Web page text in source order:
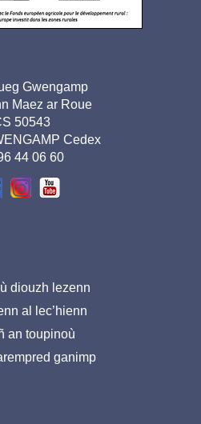
Gwengamp
Maez ar Roue
50543
Cedex
44 06 60
diouzh lezenn
al lec’hienn
an toupinoù
ganimp